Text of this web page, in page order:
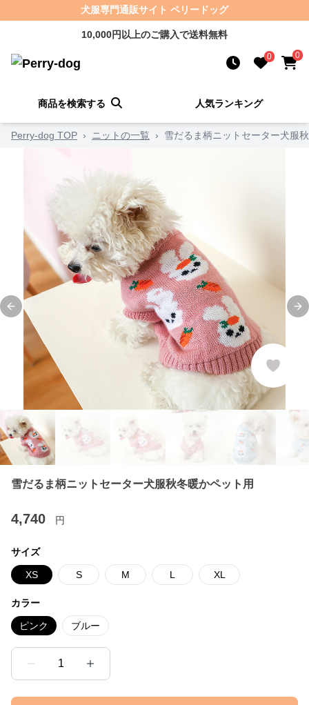
犬服専門通販サイト ペリードッグ
10,000円以上のご購入で送料無料
0 0
商品を検索する 人気ランキング
Perry-dog TOP › ニットの一覧 › 雪だるま柄ニットセーター犬服
Previous slide
雪だるま柄ニットセーター犬服秋冬暖かペット用
4,740 円
サイズ
XS S M L XL
カラー
ピンク ブルー
1